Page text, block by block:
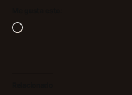
Cargando...